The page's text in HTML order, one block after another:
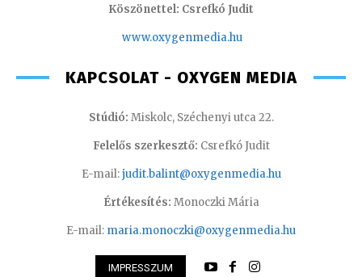
Köszönettel: Csrefkó Judit
www.oxygenmedia.hu
KAPCSOLAT - OXYGEN MEDIA
Stúdió: Miskolc, Széchenyi utca 22.
Felelős szerkesztő: Csrefkó Judit
E-mail:judit.balint@oxygenmedia.hu
Értékesítés: Monoczki Mária
E-mail: maria.monoczki@oxygenmedia.hu
IMPRESSZUM